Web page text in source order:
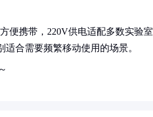
便携带，220V供电适配多数实验室
合需要频繁移动使用的场景。